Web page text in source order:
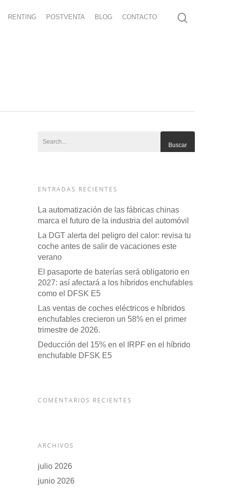
RENTING POSTVENTA BLOG CONTACTO
ENTRADAS RECIENTES
La automatización de las fábricas chinas
marca el futuro de la industria del automóvil
La DGT alerta del peligro del calor: revisa tu
coche antes de salir de vacaciones este
verano
El pasaporte de baterías será obligatorio en
2027: así afectará a los híbridos enchufables
como el DFSK E5
Las ventas de coches eléctricos e híbridos
enchufables crecieron un 58% en el primer
trimestre de 2026.
Deducción del 15% en el IRPF en el híbrido
enchufable DFSK E5
COMENTARIOS RECIENTES
ARCHIVOS
julio 2026
junio 2026